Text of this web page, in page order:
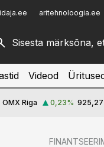
aritehnoloogia.ee
Videod
OMX Riga 0,23% 925,27